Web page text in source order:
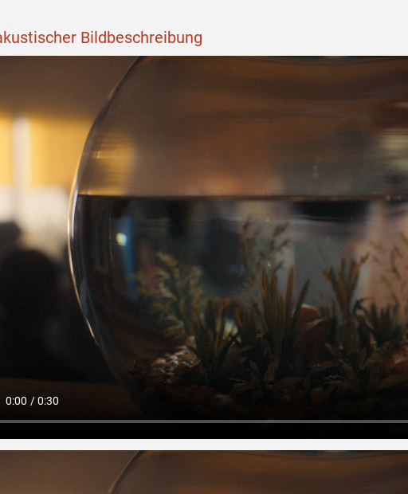
Bildbeschreibung